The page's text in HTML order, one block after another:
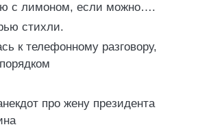
с лимоном, если можно….
стихли.
к телефонному разговору,
про жену президента